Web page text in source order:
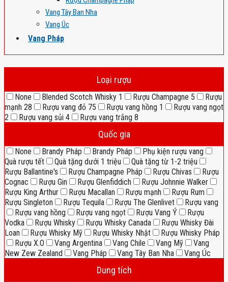
Vang Tây Ban Nha
Vang Úc
Vang Pháp
Loại rượu
None Blended Scotch Whisky 1 Rượu Champagne 5
Rượu
mạnh 28 Rượu vang đỏ 75 Rượu vang hồng 1
Rượu vang ngọt
2
Rượu vang sủi 4 Rượu vang trắng 8
Quốc gia
None Brandy Pháp Brandy Pháp
Phụ kiện rượu vang
Quà rượu tết
Quà tặng dưới 1 triệu
Quà tặng từ 1-2 triệu
Rượu Ballantine's
Rượu Champagne Pháp Rượu Chivas
Rượu
Cognac
Rượu Gin Rượu Glenfiddich
Rượu Johnnie Walker
Rượu King Arthur
Rượu Macallan Rượu mạnh
Rượu Rum
Rượu Singleton
Rượu Tequila Rượu The Glenlivet
Rượu vang
Rượu vang hồng
Rượu vang ngọt Rượu Vang Ý
Rượu
Vodka
Rượu Whisky Rượu Whisky Canada
Rượu Whisky Đài
Loan
Rượu Whisky Mỹ Rượu Whisky Nhật
Rượu Whisky Pháp
Rượu X.O
Vang Argentina Vang Chile Vang Mỹ
Vang
New Zew Zealand
Vang Pháp Vang Tây Ban Nha Vang Úc
Dung tích